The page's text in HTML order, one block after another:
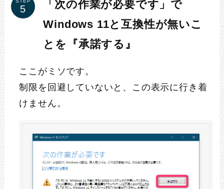
「次の作業が必要です」で
Windows 11と互換性が無いこ
とを『承諾する』
ここがミソです。
制限を回避していないと、この表示に行き着
けません。